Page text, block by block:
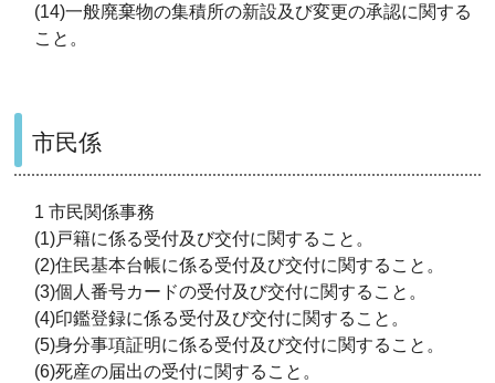
(14)一般廃棄物の集積所の新設及び変更の承認に関する
こと。
市民係
1 市民関係事務
(1)戸籍に係る受付及び交付に関すること。
(2)住民基本台帳に係る受付及び交付に関すること。
(3)個人番号カードの受付及び交付に関すること。
(4)印鑑登録に係る受付及び交付に関すること。
(5)身分事項証明に係る受付及び交付に関すること。
(6)死産の届出の受付に関すること。